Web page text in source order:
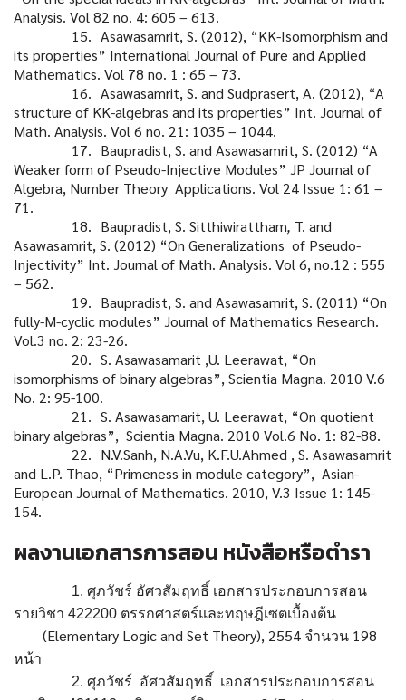
Analysis. Vol 82 no. 4: 605 – 613.
15. Asawasamrit, S. (2012), “KK-Isomorphism and
its properties” International Journal of Pure and Applied
Mathematics. Vol 78 no. 1 : 65 – 73.
16. Asawasamrit, S. and Sudprasert, A. (2012), “A
structure of KK-algebras and its properties” Int. Journal of
Math. Analysis. Vol 6 no. 21: 1035 – 1044.
17. Baupradist, S. and Asawasamrit, S. (2012) “A
Weaker form of Pseudo-Injective Modules” JP Journal of
Algebra, Number Theory Applications. Vol 24 Issue 1: 61 –
71.
18. Baupradist, S. Sitthiwirattham, T. and
Asawasamrit, S. (2012) “On Generalizations of Pseudo-
Injectivity” Int. Journal of Math. Analysis. Vol 6, no.12 : 555
– 562.
19. Baupradist, S. and Asawasamrit, S. (2011) “On
fully-M-cyclic modules” Journal of Mathematics Research.
Vol.3 no. 2: 23-26.
20. S. Asawasamarit ,U. Leerawat, “On
isomorphisms of binary algebras”, Scientia Magna. 2010 V.6
No. 2: 95-100.
21. S. Asawasamarit, U. Leerawat, “On quotient
binary algebras”, Scientia Magna. 2010 Vol.6 No. 1: 82-88.
22. N.V.Sanh, N.A.Vu, K.F.U.Ahmed , S. Asawasamrit
and L.P. Thao, “Primeness in module category”, Asian-
European Journal of Mathematics. 2010, V.3 Issue 1: 145-
154.
ผลงานเอกสารการสอน หนังสือหรือตำรา
1. ศุภวัชร์ อัศวสัมฤทธิ์ เอกสารประกอบการสอน
รายวิชา 422200 ตรรกศาสตร์และทฤษฎีเซตเบื้องต้น
(Elementary Logic and Set Theory), 2554 จำนวน 198
หน้า
2. ศุภวัชร์ อัศวสัมฤทธิ์ เอกสารประกอบการสอน